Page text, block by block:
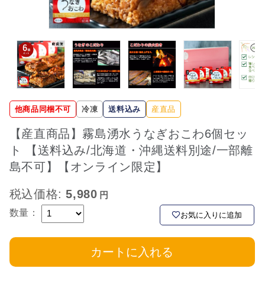
他商品同梱不可 冷凍 送料込み 産直品
【産直商品】霧島湧水うなぎおこわ6個セッ
ト 【送料込み/北海道・沖縄送料別途/一部離
島不可】【オンライン限定】
税込価格:5,980
数量： お気に入りに追加
カートに入れる